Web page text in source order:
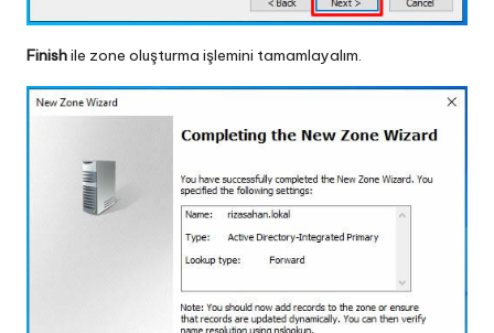
Finishile zone oluşturma işlemini tamamlayalım.